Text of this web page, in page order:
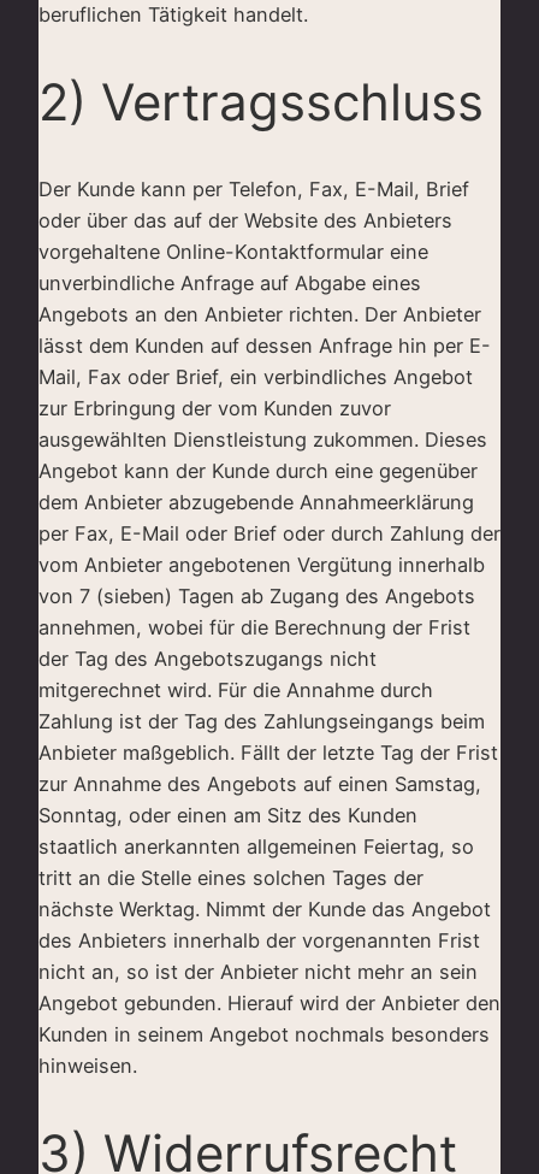
beruflichen Tätigkeit handelt.
2) Vertragsschluss
Der Kunde kann per Telefon, Fax, E-Mail, Brief
oder über das auf der Website des Anbieters
vorgehaltene Online-Kontaktformular eine
unverbindliche Anfrage auf Abgabe eines
Angebots an den Anbieter richten. Der Anbieter
lässt dem Kunden auf dessen Anfrage hin per E-
Mail, Fax oder Brief, ein verbindliches Angebot
zur Erbringung der vom Kunden zuvor
ausgewählten Dienstleistung zukommen. Dieses
Angebot kann der Kunde durch eine gegenüber
dem Anbieter abzugebende Annahmeerklärung
per Fax, E-Mail oder Brief oder durch Zahlung der
vom Anbieter angebotenen Vergütung innerhalb
von 7 (sieben) Tagen ab Zugang des Angebots
annehmen, wobei für die Berechnung der Frist
der Tag des Angebotszugangs nicht
mitgerechnet wird. Für die Annahme durch
Zahlung ist der Tag des Zahlungseingangs beim
Anbieter maßgeblich. Fällt der letzte Tag der Frist
zur Annahme des Angebots auf einen Samstag,
Sonntag, oder einen am Sitz des Kunden
staatlich anerkannten allgemeinen Feiertag, so
tritt an die Stelle eines solchen Tages der
nächste Werktag. Nimmt der Kunde das Angebot
des Anbieters innerhalb der vorgenannten Frist
nicht an, so ist der Anbieter nicht mehr an sein
Angebot gebunden. Hierauf wird der Anbieter den
Kunden in seinem Angebot nochmals besonders
hinweisen.
3) Widerrufsrecht